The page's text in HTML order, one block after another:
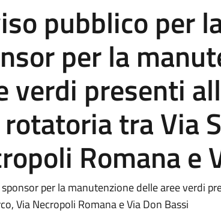
pubblico per
per la
verdi presenti
tra Via
Romana e
sponsor per la manutenzione delle aree verdi
Via Necropoli Romana e Via Don Bassi